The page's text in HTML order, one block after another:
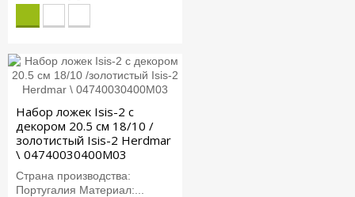
Набор ложек Isis-2 с
декором 20.5 см 18/10 /
золотистый Isis-2 Herdmar
\ 04740030400M03
Страна производства:
Португалия Материал:...